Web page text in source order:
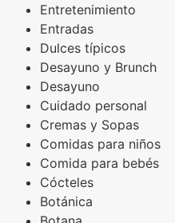
Entretenimiento
Entradas
Dulces típicos
Desayuno y Brunch
Desayuno
Cuidado personal
Cremas y Sopas
Comidas para niños
Comida para bebés
Cócteles
Botánica